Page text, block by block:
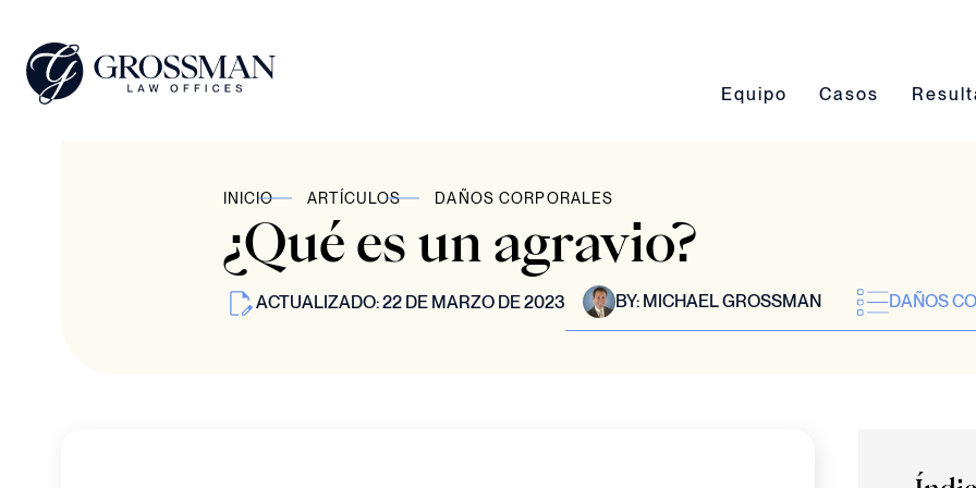
Conmutación del submenú
Equipo Conmutación del
Casos
INICIO ARTÍCULOS DAÑOS CORPORALES
¿Qué es un agravio?
ACTUALIZADO: 22 DE MARZO DE 2023 BY: MICHAEL GROSSMAN DAÑOS